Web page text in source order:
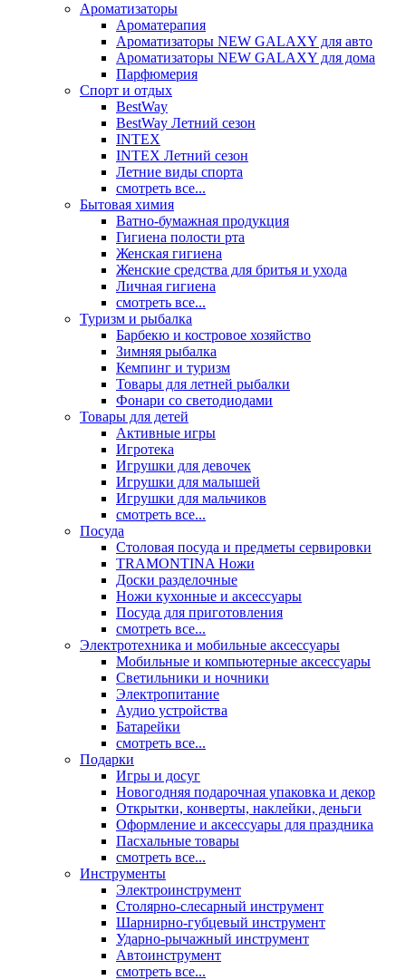
Ароматизаторы
Ароматерапия
Ароматизаторы NEW GALAXY для авто
Ароматизаторы NEW GALAXY для дома
Парфюмерия
Спорт и отдых
BestWay
BestWay Летний сезон
INTEX
INTEX Летний сезон
Летние виды спорта
смотреть все...
Бытовая химия
Ватно-бумажная продукция
Гигиена полости рта
Женская гигиена
Женские средства для бритья и ухода
Личная гигиена
смотреть все...
Туризм и рыбалка
Барбекю и костровое хозяйство
Зимняя рыбалка
Кемпинг и туризм
Товары для летней рыбалки
Фонари со светодиодами
Товары для детей
Активные игры
Игротека
Игрушки для девочек
Игрушки для малышей
Игрушки для мальчиков
смотреть все...
Посуда
Столовая посуда и предметы сервировки
TRAMONTINA Ножи
Доски разделочные
Ножи кухонные и аксессуары
Посуда для приготовления
смотреть все...
Электротехника и мобильные аксессуары
Мобильные и компьютерные аксессуары
Светильники и ночники
Электропитание
Аудио устройства
Батарейки
смотреть все...
Подарки
Игры и досуг
Новогодняя подарочная упаковка и декор
Открытки, конверты, наклейки, деньги
Оформление и аксессуары для праздника
Пасхальные товары
смотреть все...
Инструменты
Электроинструмент
Столярно-слесарный инструмент
Шарнирно-губцевый инструмент
Ударно-рычажный инструмент
Автоинструмент
смотреть все...